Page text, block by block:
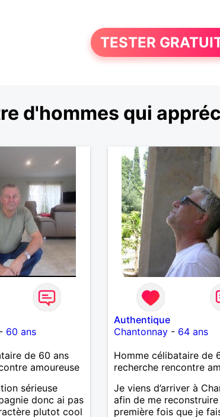
TESTER
d'hommes qui
- 60 ans
de 60 ans
amoureuse
sérieuse
donc ai pas
plutot cool
Authentique
Chantonnay- 64 ans
Homme célibataire de
recherche rencontre
Je viens d’arriver à
afin de me reconstruire
première fois que je